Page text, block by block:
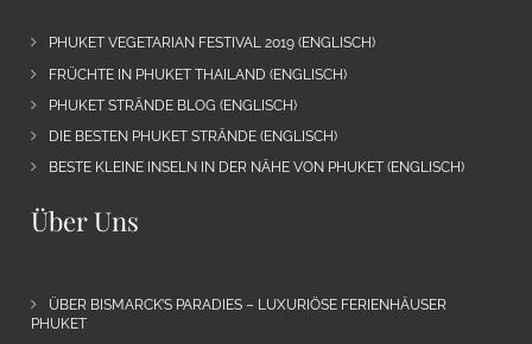
PHUKET VEGETARIAN FESTIVAL 2019 (ENGLISCH)
FRÜCHTE IN PHUKET THAILAND (ENGLISCH)
PHUKET STRÄNDE BLOG (ENGLISCH)
DIE BESTEN PHUKET STRÄNDE (ENGLISCH)
BESTE KLEINE INSELN IN DER NÄHE VON PHUKET (ENGLISCH)
Über Uns
ÜBER BISMARCK’S PARADIES – LUXURIÖSE FERIENHÄUSER
PHUKET